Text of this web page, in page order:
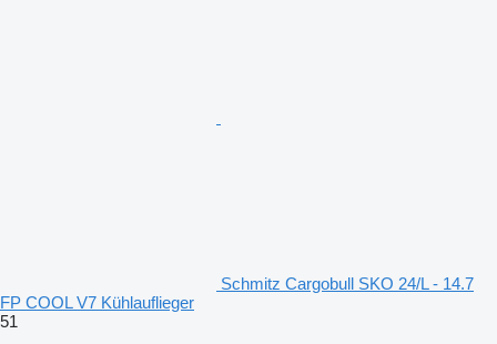
Schmitz Cargobull SKO 24/L - 14.7
FP COOL V7 Kühlauflieger
51